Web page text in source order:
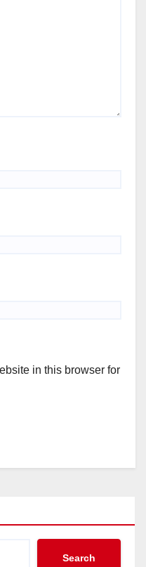
in this browser for
Search